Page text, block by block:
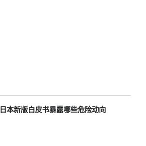
日本新版白皮书暴露哪些危险动向